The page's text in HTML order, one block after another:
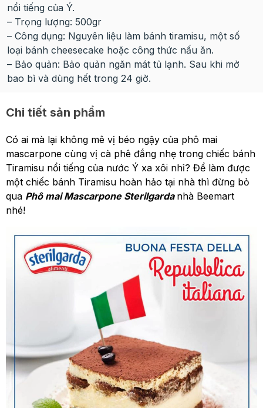
nổi tiếng của Ý.
– Trọng lượng: 500gr
– Công dụng: Nguyên liệu làm bánh tiramisu, một số
loại bánh cheesecake hoặc công thức nấu ăn.
– Bảo quản: Bảo quản ngăn mát tủ lạnh. Sau khi mở
bao bì và dùng hết trong 24 giờ.
Chi tiết sản phẩm
Có ai mà lại không mê vị béo ngậy của phô mai
mascarpone cùng vị cà phê đắng nhẹ trong chiếc bánh
Tiramisu nổi tiếng của nước Ý xa xôi nhỉ? Để làm được
một chiếc bánh Tiramisu hoàn hảo tại nhà thì đừng bỏ
qua Phô mai Mascarpone Sterilgarda nhà Beemart
nhé!